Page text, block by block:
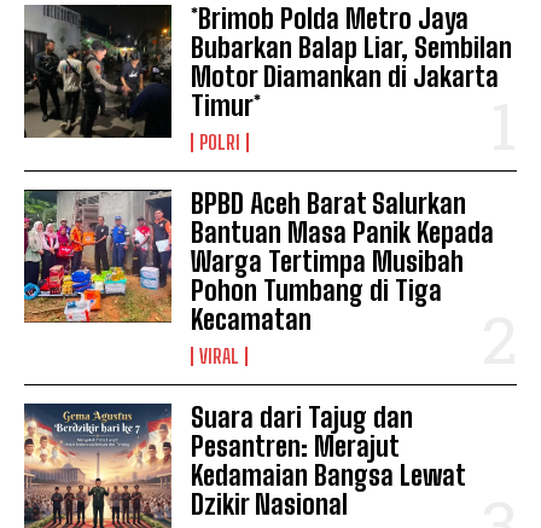
*Brimob Polda Metro Jaya
Bubarkan Balap Liar, Sembilan
Motor Diamankan di Jakarta
Timur*
POLRI
BPBD Aceh Barat Salurkan
Bantuan Masa Panik Kepada
Warga Tertimpa Musibah
Pohon Tumbang di Tiga
Kecamatan
VIRAL
Suara dari Tajug dan
Pesantren: Merajut
Kedamaian Bangsa Lewat
Dzikir Nasional